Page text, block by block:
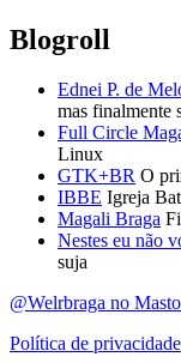
Blogroll
Ednei P. de
mas finalmente
Full Circle
Linux
GTK+BR O
IBBE Igreja
Magali Braga
Nestes eu não
suja
@Welrbraga no
Política de privacidade